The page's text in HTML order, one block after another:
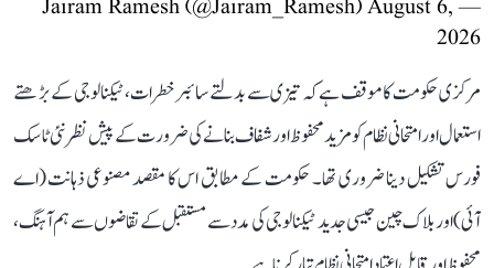
— Jairam Ramesh (@Jairam_Ramesh)
August 6,
2026
مرکزی حکومت کا موقف ہے کہ تیزی سے بدلتے سائبر خطرات، ٹیکنالوجی کے بڑھتے
استعمال اور امتحانی نظام کو مزید محفوظ اور شفاف بنانے کی ضرورت کے پیش نظر نئی ٹاسک
فورس تشکیل دینا ضروری تھا۔ حکومت کے مطابق اس کا مقصد مصنوعی ذہانت (اے
آئی) اور بلاک چین جیسی جدید ٹیکنالوجی کی مدد سے مستقبل کے تقاضوں سے ہم آہنگ،